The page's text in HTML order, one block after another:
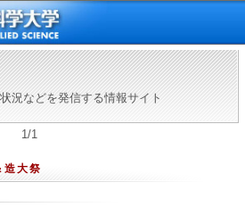
況などを発信する情報サイト
1/1
造大祭